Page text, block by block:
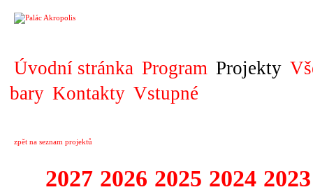
Úvodní stránka Program Projekty
bary Kontakty Vstupné
zpět na seznam projektů
2027 2026 2025 2024 2023